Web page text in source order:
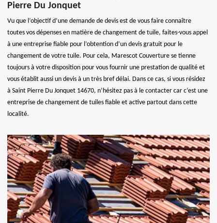
Pierre Du Jonquet
Vu que l’objectif d’une demande de devis est de vous faire connaître
toutes vos dépenses en matière de changement de tuile, faites-vous appel
à une entreprise fiable pour l’obtention d’un devis gratuit pour le
changement de votre tuile. Pour cela, Marescot Couverture se tienne
toujours à votre disposition pour vous fournir une prestation de qualité et
vous établit aussi un devis à un très bref délai. Dans ce cas, si vous résidez
à Saint Pierre Du Jonquet 14670, n’hésitez pas à le contacter car c’est une
entreprise de changement de tuiles fiable et active partout dans cette
localité.